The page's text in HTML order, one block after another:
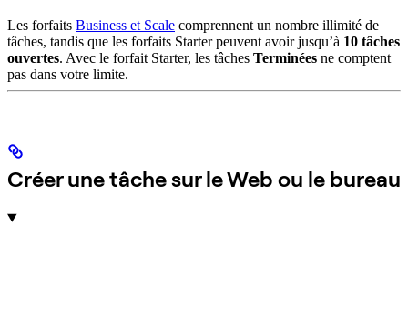
Les forfaits Business et Scale comprennent un nombre illimité de
tâches, tandis que les forfaits Starter peuvent avoir jusqu’à 10 tâches
ouvertes. Avec le forfait Starter, les tâches Terminées ne comptent
pas dans votre limite.
Créer une tâche sur le Web ou le bureau